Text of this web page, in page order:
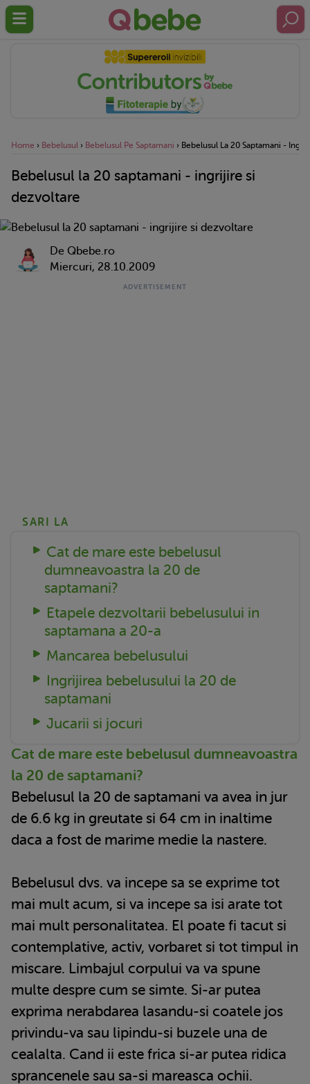
Home › Bebelusul › Bebelusul Pe Saptamani › Bebelusul La 20 Saptamani -
Bebelusul la 20 saptamani - ingrijire si
dezvoltare
De Qbebe.ro
Miercuri, 28.10.2009
SARI LA
Cat de mare este bebelusul
dumneavoastra la 20 de
saptamani?
Etapele dezvoltarii bebelusului in
saptamana a 20-a
Mancarea bebelusului
Ingrijirea bebelusului la 20 de
saptamani
Jucarii si jocuri
Cat de mare este bebelusul dumneavoastra
la 20 de saptamani?
Bebelusul la 20 de saptamani va avea in jur
de 6.6 kg in greutate si 64 cm in inaltime
daca a fost de marime medie la nastere.
Bebelusul dvs. va incepe sa se exprime tot
mai mult acum, si va incepe sa isi arate tot
mai mult personalitatea. El poate fi tacut si
contemplative, activ, vorbaret si tot timpul in
miscare. Limbajul corpului va va spune
multe despre cum se simte. Si-ar putea
exprima nerabdarea lasandu-si coatele jos
privindu-va sau lipindu-si buzele una de
cealalta. Cand ii este frica si-ar putea ridica
sprancenele sau sa-si mareasca ochii.